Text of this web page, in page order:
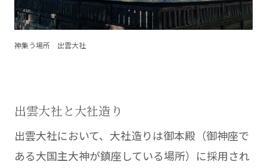
神集う場所 出雲大社
出雲大社と大社造り
出雲大社において、大社造りは御本殿（御神座で
ある大国主大神が鎮座している場所）に採用され